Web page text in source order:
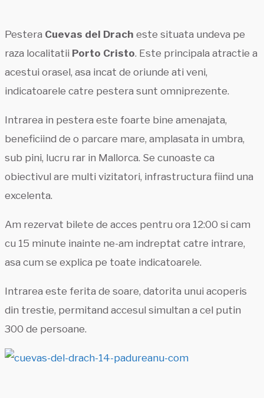
Pestera Cuevas del Drach este situata undeva pe
raza localitatii Porto Cristo. Este principala atractie a
acestui orasel, asa incat de oriunde ati veni,
indicatoarele catre pestera sunt omniprezente.
Intrarea in pestera este foarte bine amenajata,
beneficiind de o parcare mare, amplasata in umbra,
sub pini, lucru rar in Mallorca. Se cunoaste ca
obiectivul are multi vizitatori, infrastructura fiind una
excelenta.
Am rezervat bilete de acces pentru ora 12:00 si cam
cu 15 minute inainte ne-am indreptat catre intrare,
asa cum se explica pe toate indicatoarele.
Intrarea este ferita de soare, datorita unui acoperis
din trestie, permitand accesul simultan a cel putin
300 de persoane.